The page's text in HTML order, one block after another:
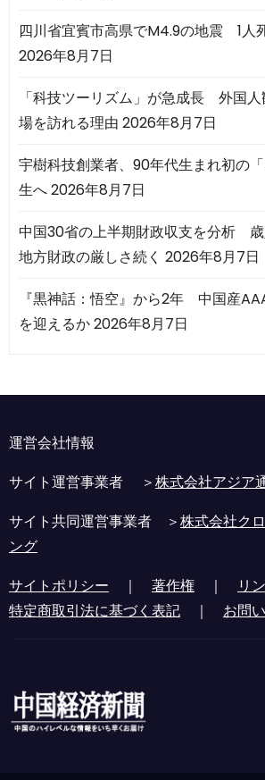
四川省宜賓市高県でM4.9の地震 1人
2026年8月7日
「科技ツーリズム」が急成長 外国
場を訪れる理由 2026年8月7日
宇樹科技創業者、90年代生まれ初の
生へ2026年8月7日
中国30省の上半期財政収支を分析
地方財政の厳しさ続く 2026年8月7日
『黒神話：悟空』から2年 中国産
を迎えるか2026年8月7日
運営会社情報
サイト運営事業者 ＞株式会社アジア
サイト共同運営事業者 ＞株式会社ク
ング
サイトポリシー ｜ 著作権 ｜ リ
特定商取引法に基づく表記 ｜ お問